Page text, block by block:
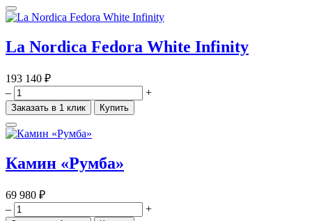
La Nordica Fedora White Infinity
193 140 ₽
–
+
Заказать в 1 клик Купить
Камин «Румба»
69 980 ₽
–
+